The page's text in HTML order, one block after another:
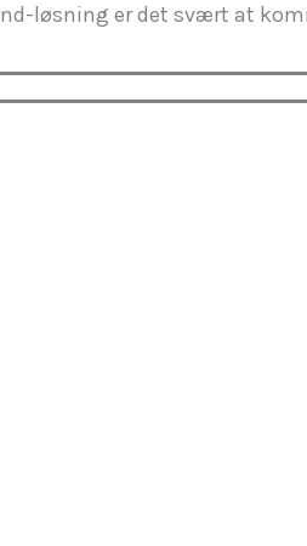
løsning er det svært at